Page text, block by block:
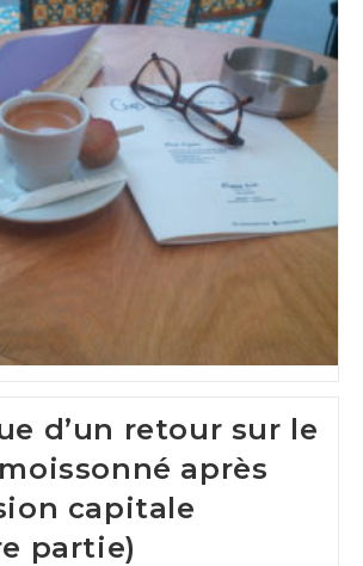
d’un retour sur le
après
capitale
partie)